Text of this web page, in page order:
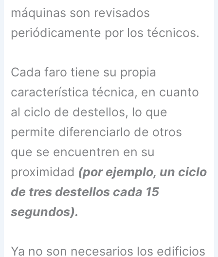
máquinas son revisados
periódicamente por los técnicos.
Cada faro tiene su propia
característica técnica, en cuanto
al ciclo de destellos, lo que
permite diferenciarlo de otros
que se encuentren en su
proximidad (por ejemplo, un ciclo
de tres destellos cada 15
segundos).
Ya no son necesarios los edificios